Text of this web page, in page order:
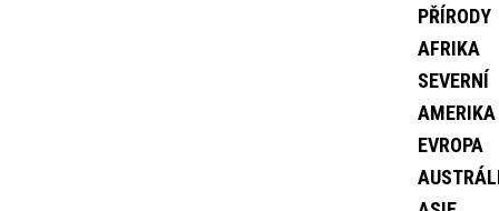
PŘÍRODY
AFRIKA
SEVERNÍ
AMERIKA
EVROPA